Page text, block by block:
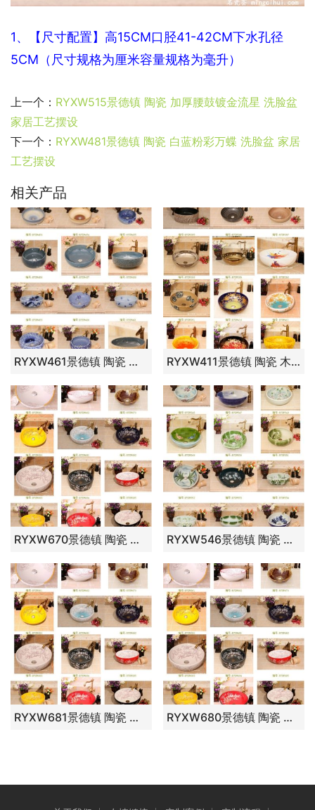
1、【尺寸配置】高15CM口 胫41-42CM下水孔径
5CM（尺寸规格为厘米容量规格为毫升）
上一个： RYXW515景德镇 陶瓷 加厚腰鼓镀金流星 洗脸盆
家居工艺摆设
下一个： RYXW481景德镇 陶瓷 白蓝粉彩万蝶 洗脸盆 家居
工艺摆设
相关产品
RYXW461景德镇 陶瓷 蓝雪釉樱花 洗脸盆 家居工艺摆设 RYXW411景德镇 陶瓷 木槿 洗脸盆 家居工艺摆设
RYXW670景德镇 陶瓷 钻石系列咖啡钻石 洗脸盆 家居工艺摆设 RYXW546景德镇 陶瓷 天蓝雕刻红荷花 洗脸盆 家居工艺摆设
RYXW681景德镇 陶瓷 地中海金枝梅花 洗脸盆 家居工艺摆设 RYXW680景德镇 陶瓷 元宝金枝梅花 洗脸盆 家居工艺摆设